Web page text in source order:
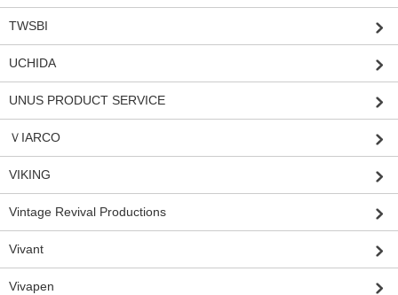
TWSBI
UCHIDA
UNUS PRODUCT SERVICE
ＶIARCO
VIKING
Vintage Revival Productions
Vivant
Vivapen